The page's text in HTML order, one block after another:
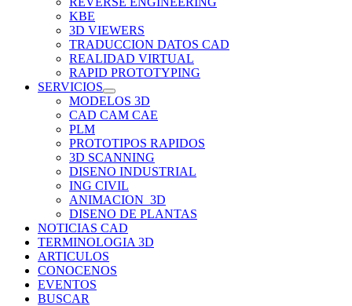
KBE
3D VIEWERS
TRADUCCION DATOS CAD
REALIDAD VIRTUAL
RAPID PROTOTYPING
SERVICIOS
MODELOS 3D
CAD CAM CAE
PLM
PROTOTIPOS RAPIDOS
3D SCANNING
DISENO INDUSTRIAL
ING CIVIL
ANIMACION_3D
DISENO DE PLANTAS
NOTICIAS CAD
TERMINOLOGIA 3D
ARTICULOS
CONOCENOS
EVENTOS
BUSCAR